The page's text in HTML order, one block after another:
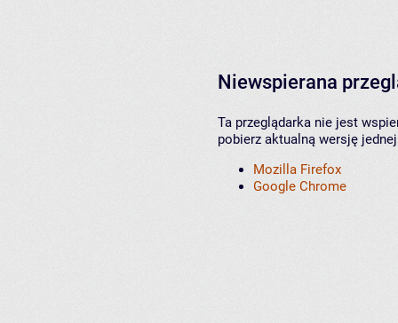
Niewspierana
Ta przeglądarka nie jest
pobierz aktualną wersję
Mozilla Firefox
Google Chrome